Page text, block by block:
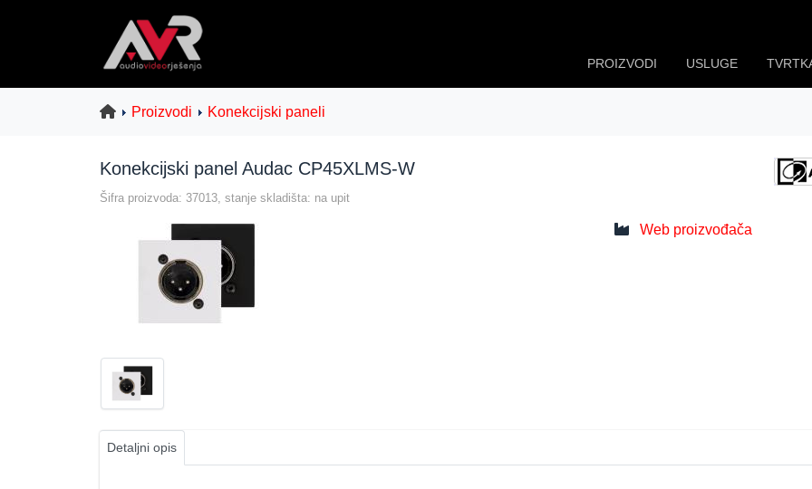
PROIZVODI USLUGE
Proizvodi Konekcijski paneli
Konekcijski panel Audac CP45XLMS-W
Šifra proizvoda: 37013, stanje skladišta: na upit
Web proizvođača
Detaljni opis